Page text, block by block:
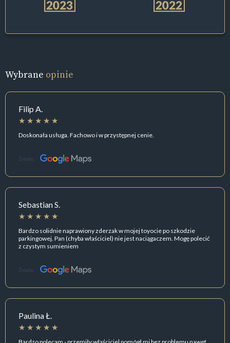
Wybrane opinie
Filip A.
Doskonała usługa. Fachowo i w przystępnej cenie.
Źródło:
Sebastian S.
Bardzo solidnie naprawiony zderzak w mojej toyocie po szkodzie
parkingowej. Pan (chyba właściciel) nie jest naciągaczem. Mogę polecić
z czystym sumieniem
Źródło:
Paulina Ł.